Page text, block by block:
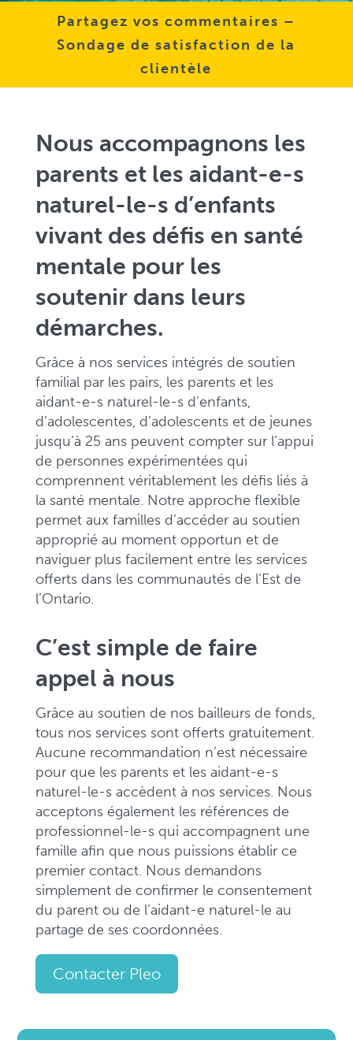
Partagez vos commentaires –
Sondage de satisfaction de la
clientèle
Nous accompagnons les
parents et les aidant-e-s
naturel-le-s d’enfants
vivant des défis en santé
mentale pour les
soutenir dans leurs
démarches.
Grâce à nos services intégrés de soutien
familial par les pairs, les parents et les
aidant-e-s naturel-le-s d’enfants,
d’adolescentes, d’adolescents et de jeunes
jusqu’à 25 ans peuvent compter sur l’appui
de personnes expérimentées qui
comprennent véritablement les défis liés à
la santé mentale. Notre approche flexible
permet aux familles d’accéder au soutien
approprié au moment opportun et de
naviguer plus facilement entre les services
offerts dans les communautés de l’Est de
l’Ontario.
C’est simple de faire
appel à nous
Grâce au soutien de nos bailleurs de fonds,
tous nos services sont offerts gratuitement.
Aucune recommandation n’est nécessaire
pour que les parents et les aidant-e-s
naturel-le-s accèdent à nos services. Nous
acceptons également les références de
professionnel-le-s qui accompagnent une
famille afin que nous puissions établir ce
premier contact. Nous demandons
simplement de confirmer le consentement
du parent ou de l’aidant-e naturel-le au
partage de ses coordonnées.
Contacter Pleo